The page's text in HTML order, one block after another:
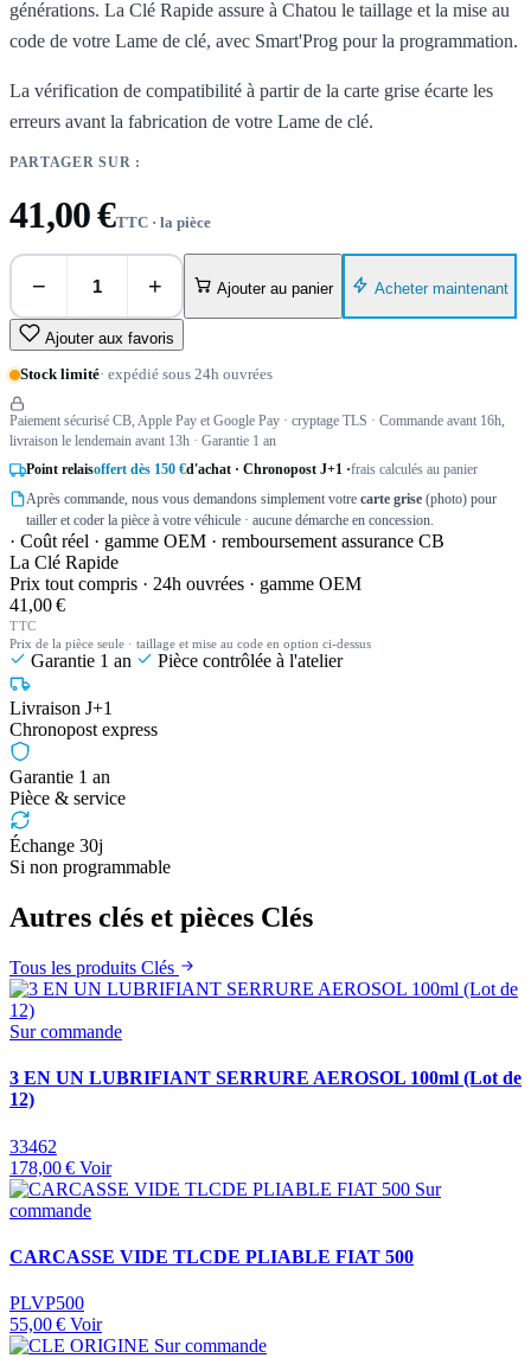
générations. La Clé Rapide assure à Chatou le taillage et la mise au
code de votre Lame de clé, avec Smart'Prog pour la programmation.
La vérification de compatibilité à partir de la carte grise écarte les
erreurs avant la fabrication de votre Lame de clé.
PARTAGER SUR :
41,00 €TTC · la pièce
− + Ajouter au panier Acheter maintenant
Ajouter aux favoris
Stock limité· expédié sous 24h ouvrées
Paiement sécurisé CB, Apple Pay et Google Pay · cryptage TLS · Commande avant 16h,
livraison le lendemain avant 13h · Garantie 1 an
Point relaisoffert dès 150 €d'achat · Chronopost J+1 ·frais calculés au panier
Après commande, nous vous demandons simplement votre carte grise (photo) pour
tailler et coder la pièce à votre véhicule · aucune démarche en concession.
· Coût réel · gamme OEM · remboursement assurance CB
La Clé Rapide
Prix tout compris · 24h ouvrées · gamme OEM
41,00 €
TTC
Prix de la pièce seule · taillage et mise au code en option ci-dessus
Garantie 1 an Pièce contrôlée à l'atelier
Livraison J+1
Chronopost express
Garantie 1 an
Pièce & service
Échange 30j
Si non programmable
Autres clés et pièces Clés
Tous les produits Clés
Sur commande
3 EN UN LUBRIFIANT SERRURE AEROSOL 100ml (Lot de
12)
33462
178,00 € Voir
Sur
commande
CARCASSE VIDE TLCDE PLIABLE FIAT 500
PLVP500
55,00 € Voir
Sur commande